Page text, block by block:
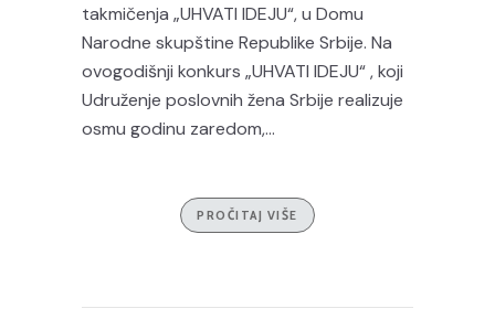
takmičenja „UHVATI IDEJU“, u Domu
Narodne skupštine Republike Srbije. Na
ovogodišnji konkurs „UHVATI IDEJU“ , koji
Udruženje poslovnih žena Srbije realizuje
osmu godinu zaredom,...
PROČITAJ VIŠE